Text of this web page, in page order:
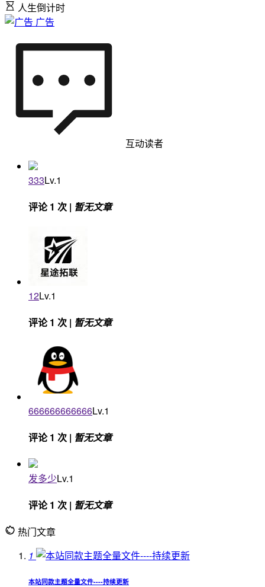
人生倒计时
广告
互动读者
333Lv.1
评论 1 次 | 暂无文章
12Lv.1
评论 1 次 | 暂无文章
666666666666Lv.1
评论 1 次 | 暂无文章
发多少Lv.1
评论 1 次 | 暂无文章
热门文章
1
本站同款主题全量文件----持续更新